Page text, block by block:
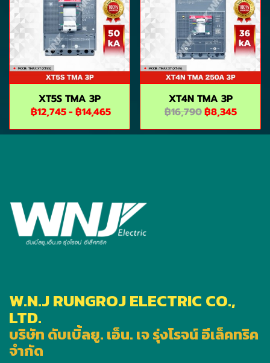
XT5S TMA 3P
฿12,745-฿14,465
XT4N TMA 3P
฿16,790฿8,345
W.N.J RUNGROJ ELECTRIC CO.,
LTD.
บริษัท ดับเบิ้ลยู. เอ็น. เจ รุ่งโรจน์ อีเล็คทริค
จำกัด